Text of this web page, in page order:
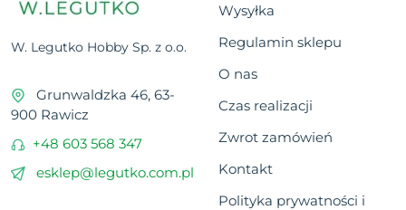
W. Legutko Hobby Sp. z o.o.
Grunwaldzka 46, 63-
900 Rawicz
+48 603 568 347
esklep@legutko.com.pl
Wysyłka
Regulamin sklepu
O nas
Czas realizacji
Zwrot zamówień
Kontakt
Polityka prywatności i